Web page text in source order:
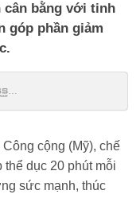
cân bằng với tinh
góp phần giảm
Công cộng (Mỹ), chế
dục 20 phút mỗi
sức mạnh, thúc